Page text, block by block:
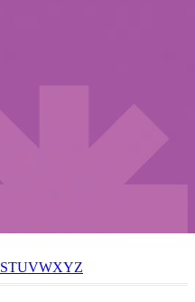
STUVWXYZ